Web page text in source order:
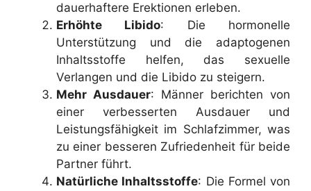
dauerhaftere Erektionen erleben.
Erhöhte Libido: Die hormonelle
Unterstützung und die adaptogenen
Inhaltsstoffe helfen, das sexuelle
Verlangen und die Libido zu steigern.
Mehr Ausdauer: Männer berichten von
einer verbesserten Ausdauer und
Leistungsfähigkeit im Schlafzimmer, was
zu einer besseren Zufriedenheit für beide
Partner führt.
Natürliche Inhaltsstoffe: Die Formel von